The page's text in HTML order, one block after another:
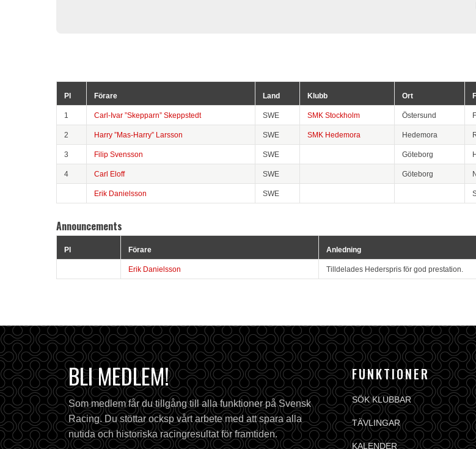
Pl Förare Land Klubb Ort
1 Carl-Ivar ”Skepparn” Skeppstedt SWE SMK Stockholm Östersund
2 Harry ”Mas-Harry” Larsson SWE SMK Hedemora Hedemora
3 Filip Svensson SWE Göteborg
4 Carl Eloff SWE Göteborg
Erik Danielsson SWE
Announcements
Pl Förare Anledning
Erik Danielsson Tilldelades Hederspris för god prestation.
BLI MEDLEM!
Som medlem får du tillgång till alla funktioner på Svensk
Racing. Du stöttar ocksp vårt arbete med att spara alla
nutida och historiska racingresultat för framtiden.
FUNKTIONER
SÖK KLUBBAR
TÄVLINGAR
KALENDER